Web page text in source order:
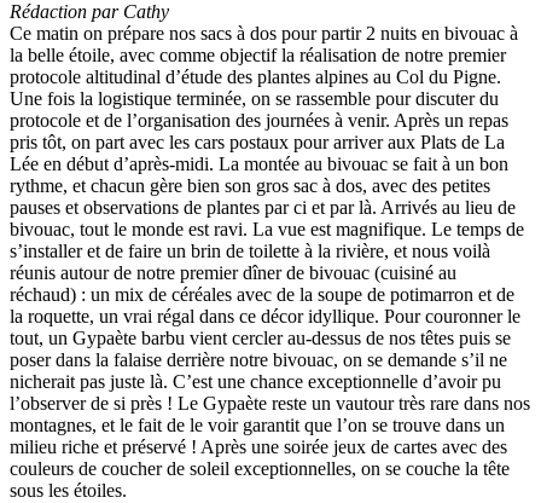
Rédaction par Cathy
Ce matin on prépare nos sacs à dos pour partir 2 nuits en bivouac à
la belle étoile, avec comme objectif la réalisation de notre premier
protocole altitudinal d’étude des plantes alpines au Col du Pigne.
Une fois la logistique terminée, on se rassemble pour discuter du
protocole et de l’organisation des journées à venir. Après un repas
pris tôt, on part avec les cars postaux pour arriver aux Plats de La
Lée en début d’après-midi. La montée au bivouac se fait à un bon
rythme, et chacun gère bien son gros sac à dos, avec des petites
pauses et observations de plantes par ci et par là. Arrivés au lieu de
bivouac, tout le monde est ravi. La vue est magnifique. Le temps de
s’installer et de faire un brin de toilette à la rivière, et nous voilà
réunis autour de notre premier dîner de bivouac (cuisiné au
réchaud) : un mix de céréales avec de la soupe de potimarron et de
la roquette, un vrai régal dans ce décor idyllique. Pour couronner le
tout, un Gypaète barbu vient cercler au-dessus de nos têtes puis se
poser dans la falaise derrière notre bivouac, on se demande s’il ne
nicherait pas juste là. C’est une chance exceptionnelle d’avoir pu
l’observer de si près ! Le Gypaète reste un vautour très rare dans nos
montagnes, et le fait de le voir garantit que l’on se trouve dans un
milieu riche et préservé ! Après une soirée jeux de cartes avec des
couleurs de coucher de soleil exceptionnelles, on se couche la tête
sous les étoiles.